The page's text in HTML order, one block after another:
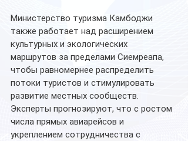
Министерство туризма Камбоджи
также работает над расширением
культурных и экологических
маршрутов за пределами Сиемреапа,
чтобы равномернее распределить
потоки туристов и стимулировать
развитие местных сообществ.
Эксперты прогнозируют, что с ростом
числа прямых авиарейсов и
укреплением сотрудничества с